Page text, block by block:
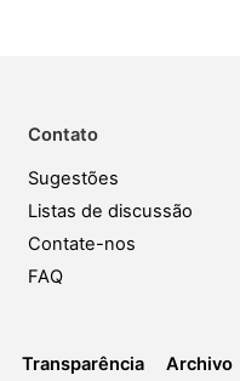
Contato
Sugestões
Listas de discussão
Contate-nos
FAQ
Transparência Archivo